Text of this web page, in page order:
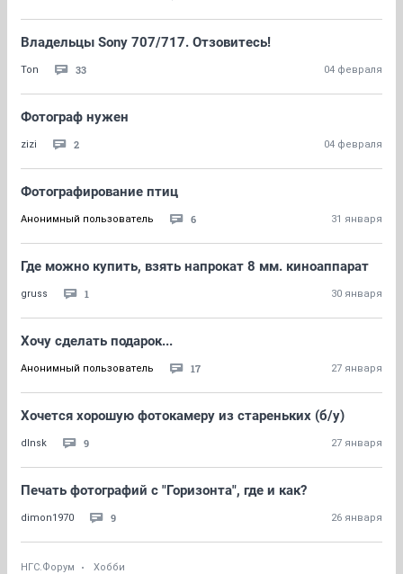
Владельцы Sony 707/717. Отзовитесь!
Ton 33 04 февраля
Фотограф нужен
zizi 2 04 февраля
Фотографирование птиц
Анонимный пользователь 6 31 января
Где можно купить, взять напрокат 8 мм. киноаппарат
gruss 1 30 января
Хочу сделать подарок...
Анонимный пользователь 17 27 января
Хочется хорошую фотокамеру из стареньких (б/у)
dlnsk 9 27 января
Печать фотографий с "Горизонта", где и как?
dimon1970 9 26 января
НГС.Форум Хобби